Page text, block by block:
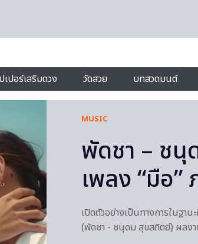
เปอร์เสริมดวง วัดสวย บทสวดมนต์
MUSIC
พัดชา – ชนุ
เพลง “มือ”
เปิดตัวอย่างเป็นทางการในฐา
(พัดชา - ชนุดม สุขสถิตย์) ผลง